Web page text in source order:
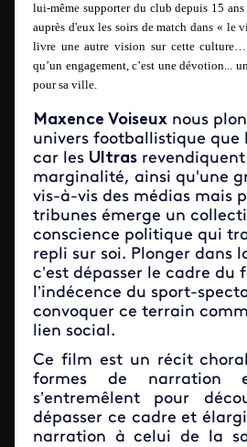
lui-même supporter du club depuis 15 ans
auprès d'eux les soirs de match dans « le
livre une autre vision sur cette culture…
qu’un engagement, c’est une dévotion...
pour sa ville.
Maxence Voiseux nous
univers footballistique que
car les Ultras
marginalité, ainsi qu'une
vis-à-vis des médias mais
tribunes émerge un
conscience politique qui
repli sur soi. Plonger dans
c’est dépasser le cadre du
l’indécence du sport-
convoquer ce terrain
lien social.
Ce film est un récit
formes de narration
s’entremêlent pour
dépasser ce cadre et
narration à celui de la